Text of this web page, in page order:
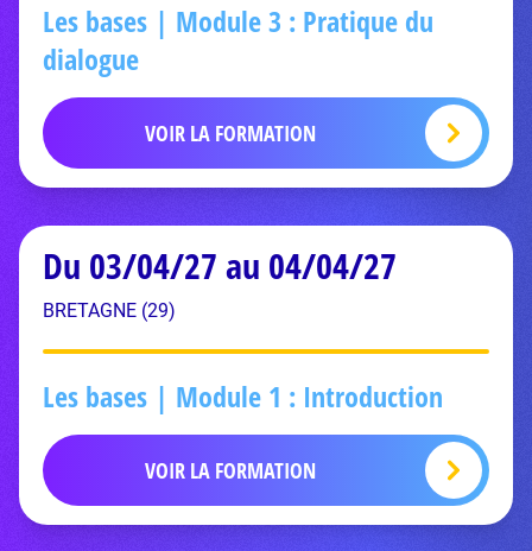
Les bases | Module 3 : Pratique du
dialogue
VOIR LA FORMATION
Du 03/04/27 au 04/04/27
BRETAGNE (29)
Les bases | Module 1 : Introduction
VOIR LA FORMATION